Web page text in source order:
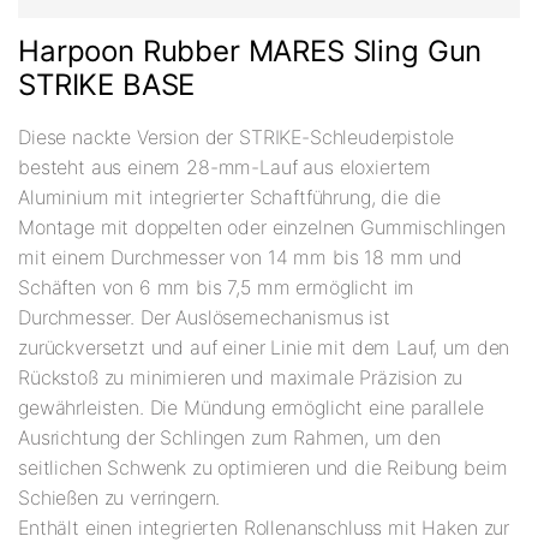
Harpoon Rubber MARES Sling Gun
STRIKE BASE
Diese nackte Version der STRIKE-Schleuderpistole
besteht aus einem 28-mm-Lauf aus eloxiertem
Aluminium mit integrierter Schaftführung, die die
Montage mit doppelten oder einzelnen Gummischlingen
mit einem Durchmesser von 14 mm bis 18 mm und
Schäften von 6 mm bis 7,5 mm ermöglicht im
Durchmesser. Der Auslösemechanismus ist
zurückversetzt und auf einer Linie mit dem Lauf, um den
Rückstoß zu minimieren und maximale Präzision zu
gewährleisten. Die Mündung ermöglicht eine parallele
Ausrichtung der Schlingen zum Rahmen, um den
seitlichen Schwenk zu optimieren und die Reibung beim
Schießen zu verringern.
Enthält einen integrierten Rollenanschluss mit Haken zur